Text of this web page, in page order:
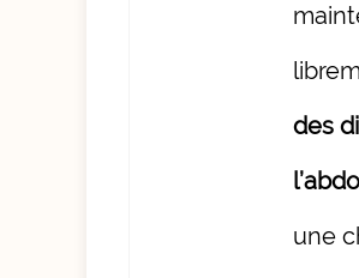
des
une